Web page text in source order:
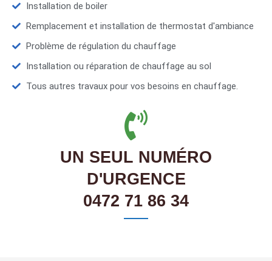
Installation de boiler
Remplacement et installation de thermostat d'ambiance
Problème de régulation du chauffage
Installation ou réparation de chauffage au sol
Tous autres travaux pour vos besoins en chauffage.
UN SEUL NUMÉRO
D'URGENCE
0472 71 86 34